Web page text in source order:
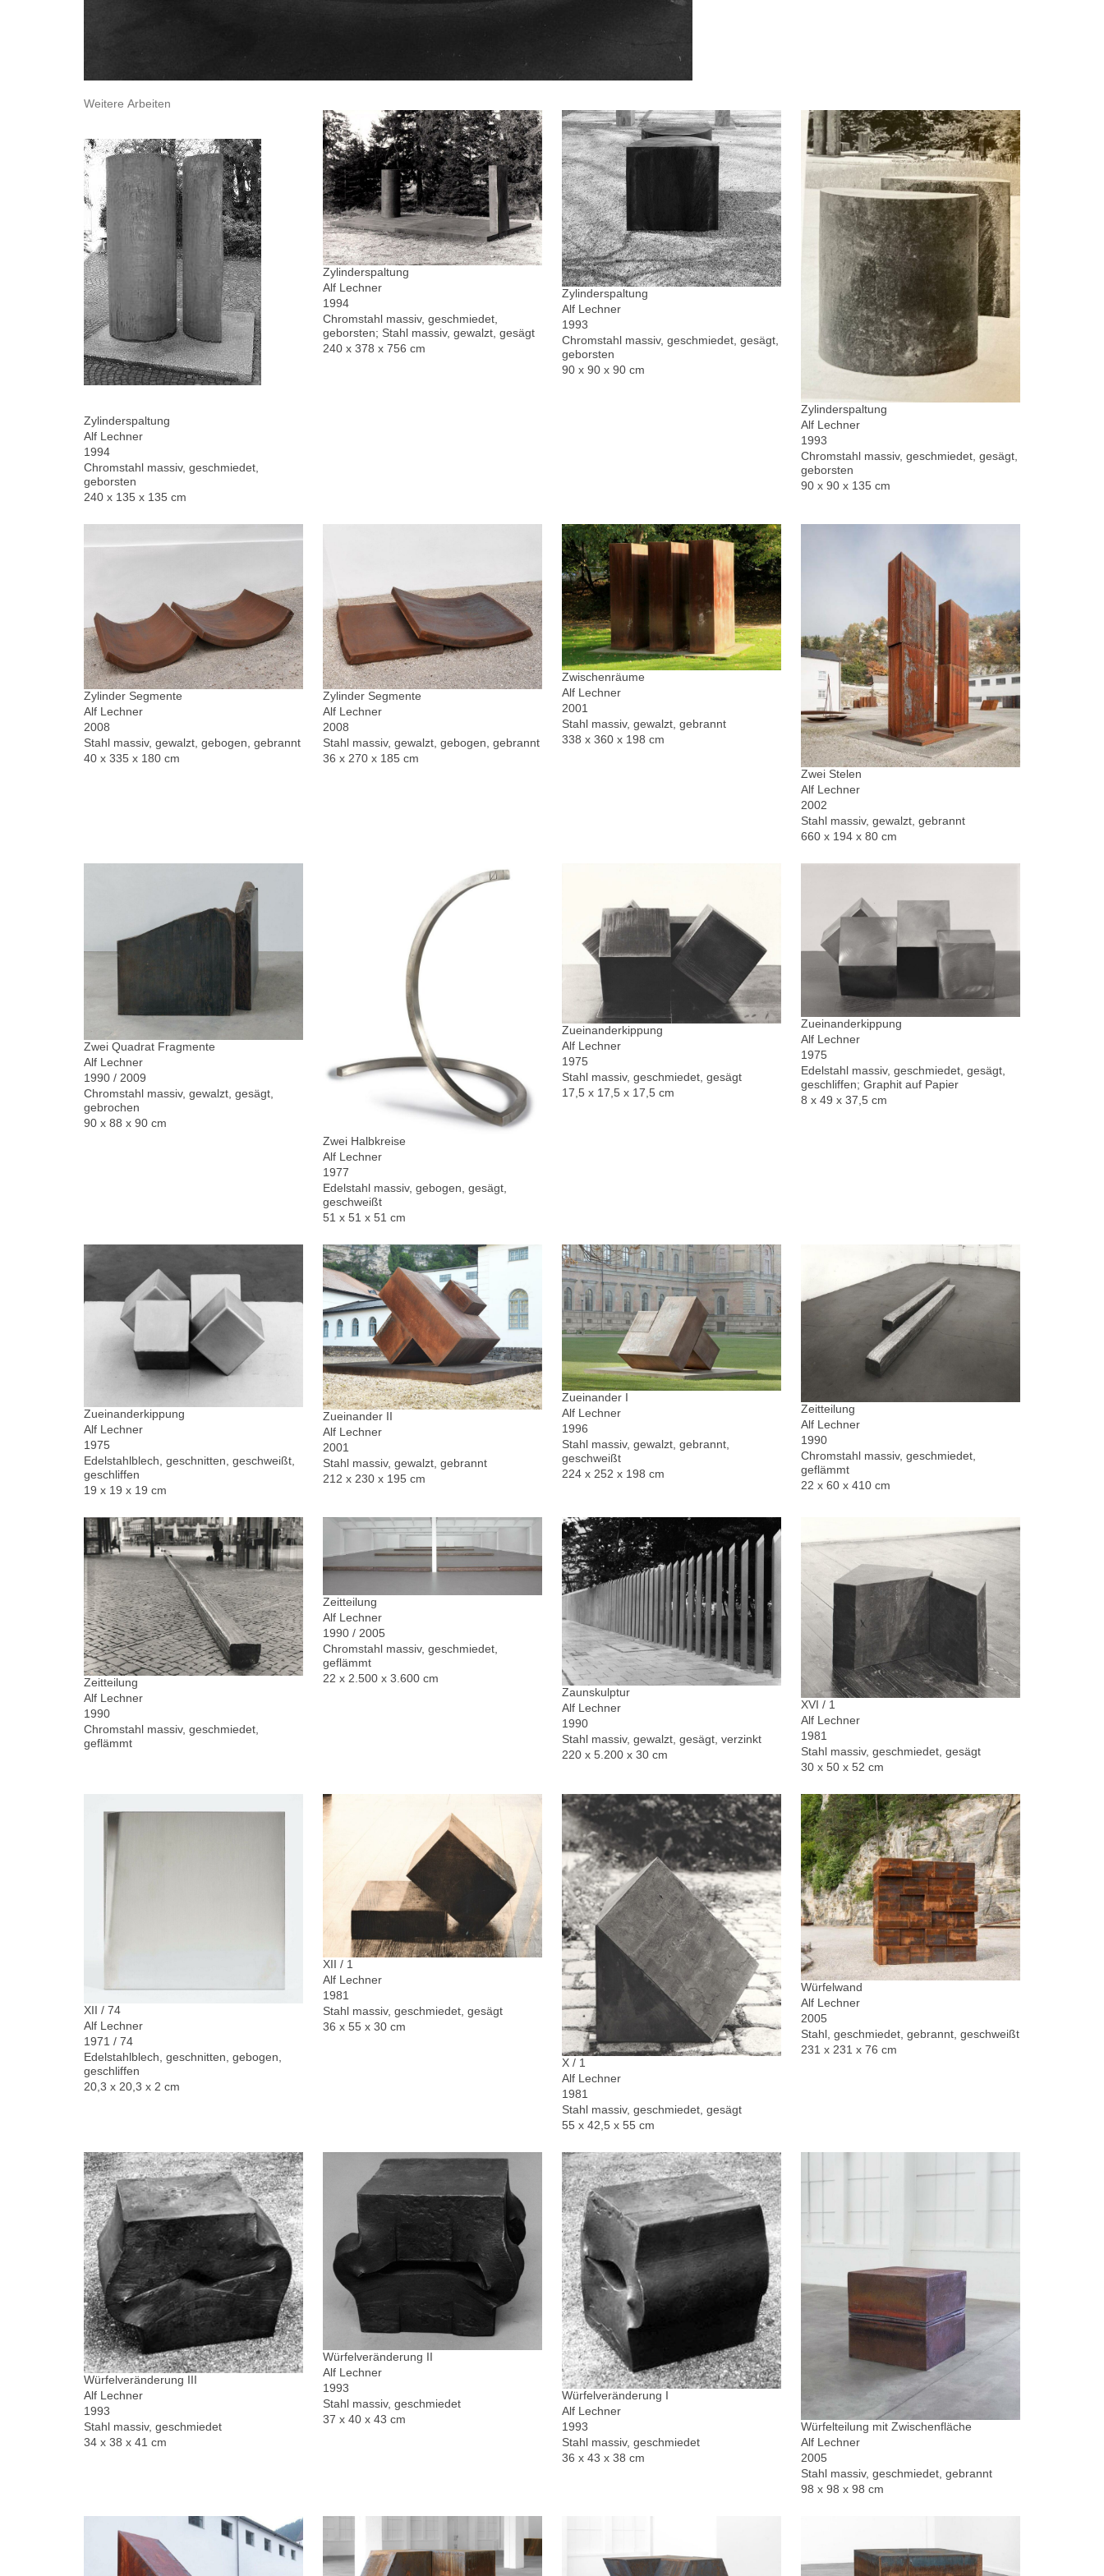
Weitere Arbeiten
Zylinderspaltung
Alf Lechner
1994
Chromstahl massiv, geschmiedet,
geborsten
240 x 135 x 135 cm
Zylinderspaltung
Alf Lechner
1994
Chromstahl massiv, geschmiedet,
geborsten; Stahl massiv, gewalzt, gesägt
240 x 378 x 756 cm
Zylinderspaltung
Alf Lechner
1993
Chromstahl massiv, geschmiedet, gesägt,
geborsten
90 x 90 x 90 cm
Zylinderspaltung
Alf Lechner
1993
Chromstahl massiv, geschmiedet, gesägt,
geborsten
90 x 90 x 135 cm
Zylinder Segmente
Alf Lechner
2008
Stahl massiv, gewalzt, gebogen, gebrannt
40 x 335 x 180 cm
Zylinder Segmente
Alf Lechner
2008
Stahl massiv, gewalzt, gebogen, gebrannt
36 x 270 x 185 cm
Zwischenräume
Alf Lechner
2001
Stahl massiv, gewalzt, gebrannt
338 x 360 x 198 cm
Zwei Stelen
Alf Lechner
2002
Stahl massiv, gewalzt, gebrannt
660 x 194 x 80 cm
Zwei Quadrat Fragmente
Alf Lechner
1990 / 2009
Chromstahl massiv, gewalzt, gesägt,
gebrochen
90 x 88 x 90 cm
Zwei Halbkreise
Alf Lechner
1977
Edelstahl massiv, gebogen, gesägt,
geschweißt
51 x 51 x 51 cm
Zueinanderkippung
Alf Lechner
1975
Stahl massiv, geschmiedet, gesägt
17,5 x 17,5 x 17,5 cm
Zueinanderkippung
Alf Lechner
1975
Edelstahl massiv, geschmiedet, gesägt,
geschliffen; Graphit auf Papier
8 x 49 x 37,5 cm
Zueinanderkippung
Alf Lechner
1975
Edelstahlblech, geschnitten, geschweißt,
geschliffen
19 x 19 x 19 cm
Zueinander II
Alf Lechner
2001
Stahl massiv, gewalzt, gebrannt
212 x 230 x 195 cm
Zueinander I
Alf Lechner
1996
Stahl massiv, gewalzt, gebrannt,
geschweißt
224 x 252 x 198 cm
Zeitteilung
Alf Lechner
1990
Chromstahl massiv, geschmiedet,
geflämmt
22 x 60 x 410 cm
Zeitteilung
Alf Lechner
1990
Chromstahl massiv, geschmiedet,
geflämmt
Zeitteilung
Alf Lechner
1990 / 2005
Chromstahl massiv, geschmiedet,
geflämmt
22 x 2.500 x 3.600 cm
Zaunskulptur
Alf Lechner
1990
Stahl massiv, gewalzt, gesägt, verzinkt
220 x 5.200 x 30 cm
XVI / 1
Alf Lechner
1981
Stahl massiv, geschmiedet, gesägt
30 x 50 x 52 cm
XII / 74
Alf Lechner
1971 / 74
Edelstahlblech, geschnitten, gebogen,
geschliffen
20,3 x 20,3 x 2 cm
XII / 1
Alf Lechner
1981
Stahl massiv, geschmiedet, gesägt
36 x 55 x 30 cm
X / 1
Alf Lechner
1981
Stahl massiv, geschmiedet, gesägt
55 x 42,5 x 55 cm
Würfelwand
Alf Lechner
2005
Stahl, geschmiedet, gebrannt, geschweißt
231 x 231 x 76 cm
Würfelveränderung III
Alf Lechner
1993
Stahl massiv, geschmiedet
34 x 38 x 41 cm
Würfelveränderung II
Alf Lechner
1993
Stahl massiv, geschmiedet
37 x 40 x 43 cm
Würfelveränderung I
Alf Lechner
1993
Stahl massiv, geschmiedet
36 x 43 x 38 cm
Würfelteilung mit Zwischenfläche
Alf Lechner
2005
Stahl massiv, geschmiedet, gebrannt
98 x 98 x 98 cm